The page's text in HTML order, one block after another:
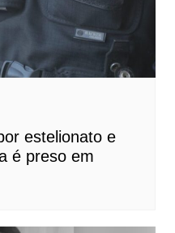
estelionato e
é preso em